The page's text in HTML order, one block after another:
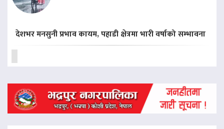
देशभर मनसुनी प्रभाव कायम, पहाडी क्षेत्रमा भारी वर्षाको सम्भावना